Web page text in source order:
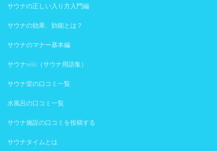
サウナの正しい入り方入門編
サウナの効果、効能とは？
サウナのマナー基本編
サウナwiki（サウナ用語集）
サウナ室の口コミ一覧
水風呂の口コミ一覧
サウナ施設の口コミを投稿する
サウナタイムとは